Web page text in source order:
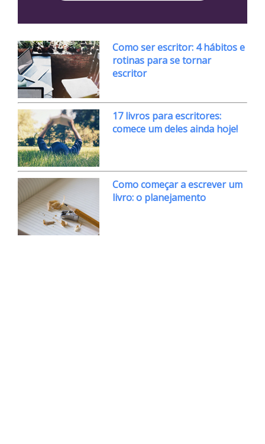
Como ser escritor: 4 hábitos e
rotinas para se tornar
escritor
17 livros para escritores:
comece um deles ainda hoje!
Como começar a escrever um
livro: o planejamento